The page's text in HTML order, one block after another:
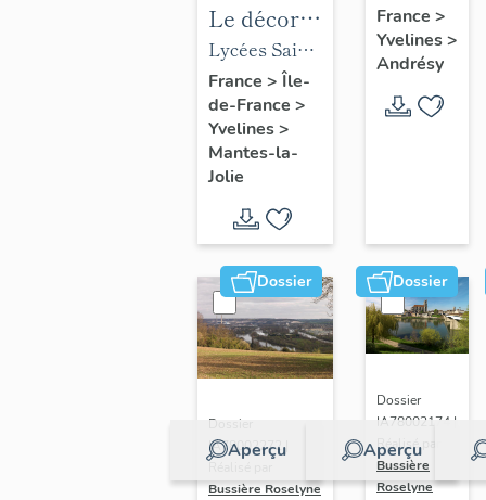
Le décor
des lycées
de Mantes
Lycées Saint-
Exupéry et
Jean Rostand
France > Île-
de-France >
Yvelines>
Mantes-la-
Jolie
Saint-
Germain-
de-
Paris
Germain
France >
Yvelines>
Andrésy
Dossier
Aperçu
Dossier
IA78002272 |
Bussière Roselyne
Dossier
Aperçu
Dossier
IA78002174 |
Réalisé par
Bussière
Roselyne